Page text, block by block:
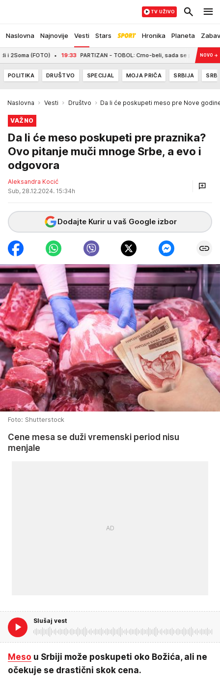
Naslovna Najnovije Vesti Stars Hronika Planeta
TV UŽIVO
(FOTO) 19:33 PARTIZAN - TOBOL: Crno-beli, sada se pokažite! 19:29
NOVO →
POLITIKA DRUŠTVO SPECIJAL MOJA PRIČA SRBIJA
Naslovna Vesti Društvo Da li će poskupeti meso pre Nove
VAŽNO
Da li će meso poskupeti pre praznika?
Ovo pitanje muči mnoge Srbe, a evo i
odgovora
Aleksandra Kocić
Sub, 28.12.2024. 15:34h
Dodajte Kurir u vaš Google izbor
Foto: Shutterstock
Cene mesa se duži vremenski period nisu
menjale
Slušaj vest
Meso u Srbiji može poskupeti oko Božića, ali ne
očekuje se drastični skok cena.